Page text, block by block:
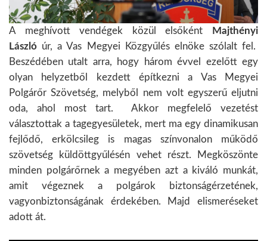
A meghívott vendégek közül elsőként
Majthényi
László úr, a Vas Megyei Közgyűlés elnöke szólalt fel.
Beszédében utalt arra, hogy három évvel ezelőtt egy
olyan helyzetből kezdett építkezni a Vas Megyei
Polgárőr Szövetség, melyből nem volt egyszerű eljutni
oda, ahol most tart. Akkor megfelelő vezetést
választottak a tagegyesületek, mert ma egy dinamikusan
fejlődő, erkölcsileg is magas színvonalon működő
szövetség küldöttgyűlésén vehet részt. Megköszönte
minden polgárőrnek a megyében azt a kiváló munkát,
amit végeznek a polgárok biztonságérzetének,
vagyonbiztonságának érdekében. Majd elismeréseket
adott át.